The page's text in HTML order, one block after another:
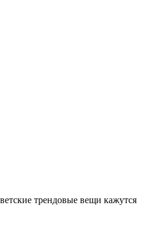
трендовые вещи кажутся